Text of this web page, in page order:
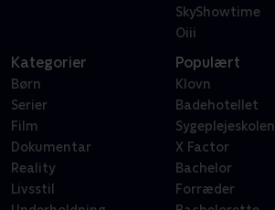
SkyShowtime
Oiii
Kategorier
Børn
Serier
Film
Dokumentar
Reality
Livsstil
Populært
Klovn
Badehotellet
Sygeplejeskolen
X Factor
Bachelor
Forræder